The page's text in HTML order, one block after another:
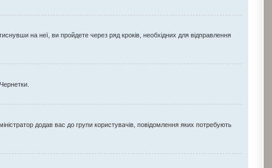
на неї, ви пройдете через ряд кроків, необхідних для відправлення
додав вас до групи користувачів, повідомлення яких потребують